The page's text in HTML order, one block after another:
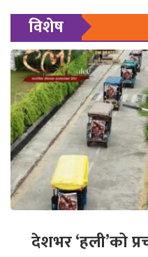
विशेष
देशभर ‘हली’को